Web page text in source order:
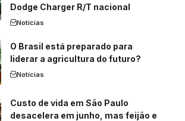
Dodge Charger R/T nacional
Notícias
O Brasil está preparado para
liderar a agricultura do futuro?
Notícias
Custo de vida em São Paulo
desacelera em junho, mas feijão e